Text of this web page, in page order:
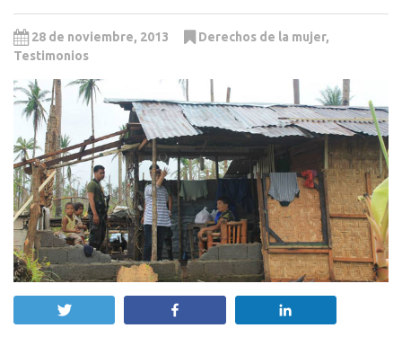
28 de noviembre, 2013 Derechos de la mujer,
Testimonios